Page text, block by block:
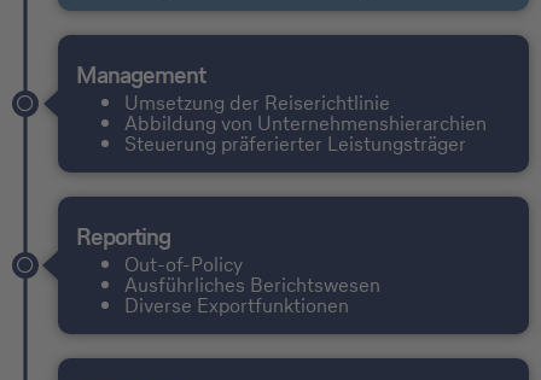
Management
Umsetzung der Reiserichtlinie
Abbildung von Unternehmenshierarchien
Steuerung präferierter Leistungsträger
Reporting
Out-of-Policy
Ausführliches Berichtswesen
Diverse Exportfunktionen